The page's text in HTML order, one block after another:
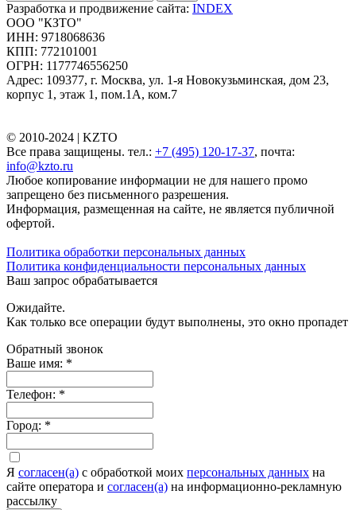
Разработка и продвижение сайта: INDEX
ООО "КЗТО"
ИНН: 9718068636
КПП: 772101001
ОГРН: 1177746556250
Адрес: 109377, г. Москва, ул. 1-я Новокузьминская, дом 23,
корпус 1, этаж 1, пом.1А, ком.7
© 2010-2024 | KZTO
Все права защищены. тел.: +7 (495) 120-17-37, почта:
info@kzto.ru
Любое копирование информации не для нашего промо
запрещено без письменного разрешения.
Информация, размещенная на сайте, не является публичной
офертой.
Политика обработки персональных данных
Политика конфиденциальности персональных данных
Ваш запрос обрабатывается
Ожидайте.
Как только все операции будут выполнены, это окно пропадет
Обратный звонок
Ваше имя: *
Телефон: *
Город: *
Я согласен(а) c обработкой моих персональных данных на
сайте оператора и согласен(а) на информационно-рекламную
рассылку